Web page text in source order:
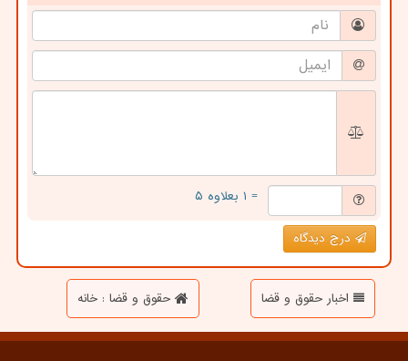
= ۱ بعلاوه ۵
درج دیدگاه
اخبار حقوق و قضا حقوق و قضا : خانه